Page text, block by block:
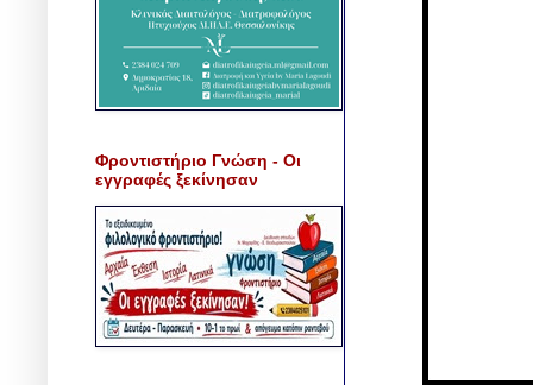
Φροντιστήριο Γνώση - Οι
εγγραφές ξεκίνησαν